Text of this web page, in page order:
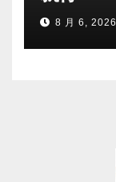
8 月 6, 2026